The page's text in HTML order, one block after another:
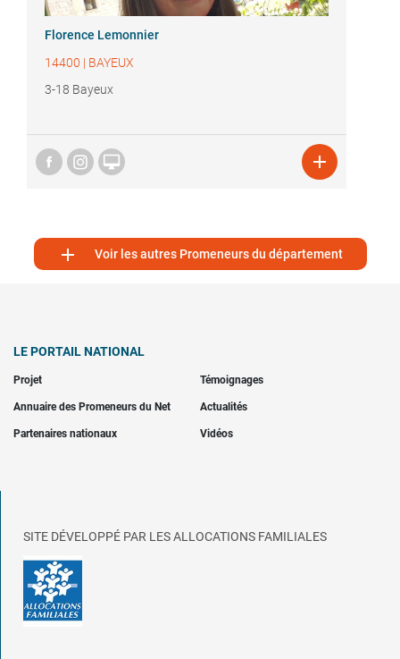
Florence Lemonnier
14400 | BAYEUX
3-18 Bayeux
 
 Voir les autres Promeneurs du département
LE PORTAIL NATIONAL
Projet Témoignages
Annuaire des Promeneurs du Net Actualités
Partenaires nationaux Vidéos
SITE DÉVELOPPÉ PAR LES ALLOCATIONS FAMILIALES